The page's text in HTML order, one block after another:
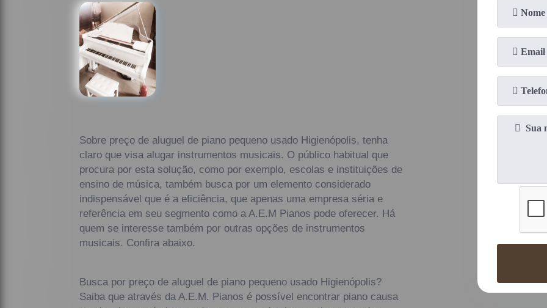
Sobre preço de aluguel de piano pequeno usado Higienópolis, tenha
claro que visa alugar instrumentos musicais. O público habitual que
procura por esta solução, como por exemplo, escolas e instituições de
ensino de música, também busca por um elemento considerado
indispensável que é a eficiência, que apenas uma empresa séria e
referência em seu segmento como a A.E.M Pianos pode oferecer. Há
quem se interesse também por outras opções de instrumentos
musicais. Confira abaixo.
Busca por preço de aluguel de piano pequeno usado Higienópolis?
Saiba que através da A.E.M. Pianos é possível encontrar piano causa